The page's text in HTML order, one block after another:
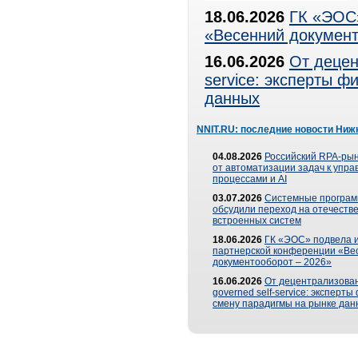
18.06.2026 ГК
«Весенний
16.06.2026 От
service: эксперты
данных
NNIT.RU: последние новости
04.08.2026 Российский RPA-
от автоматизации задач к
процессами и AI
03.07.2026 Системные
обсудили переход на
встроенных систем
18.06.2026 ГК «ЭОС» подвела
партнерской конференции
документооборот – 2026»
16.06.2026 От
governed self-service: эксперты
смену парадигмы на рынке